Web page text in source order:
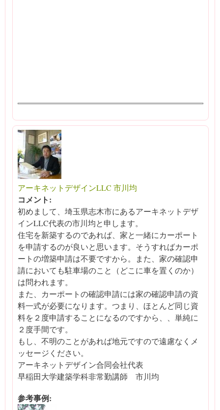
アーキネットデザインLLC 市川均
コメント:
初めまして、埼玉県志木市にあるアーキネットデザ
インLLC代表の市川均と申します。
住宅を新築するのであれば、家と一緒にカーポート
を申請するのが良いと思います。そうすればカーポ
ートの増築申請は不要ですから。また、家の確認申
請においても駐車場のこと（どこに車を置くのか）
は問われます。
また、カーポートの確認申請には家の確認申請の資
料一式が必要になります。つまり、ほとんど同じ資
料を２度申請することになるのですから、、単純に
２度手間です。
もし、不明のことがあれば地元ですので遠慮なくメ
ッセージください。
アーキネットデザイン合同会社代表
早稲田大学建築学科非常勤講師 市川均
参考事例: